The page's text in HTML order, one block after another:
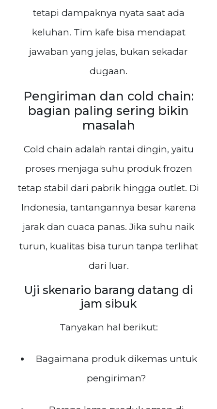
tetapi dampaknya nyata saat ada
keluhan. Tim kafe bisa mendapat
jawaban yang jelas, bukan sekadar
dugaan.
Pengiriman dan cold chain:
bagian paling sering bikin
masalah
Cold chain adalah rantai dingin, yaitu
proses menjaga suhu produk frozen
tetap stabil dari pabrik hingga outlet. Di
Indonesia, tantangannya besar karena
jarak dan cuaca panas. Jika suhu naik
turun, kualitas bisa turun tanpa terlihat
dari luar.
Uji skenario barang datang di
jam sibuk
Tanyakan hal berikut:
Bagaimana produk dikemas untuk
pengiriman?